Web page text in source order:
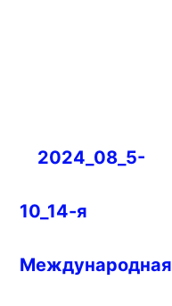
Навигация
записям
2024_08_5-
10_14-я
Международная